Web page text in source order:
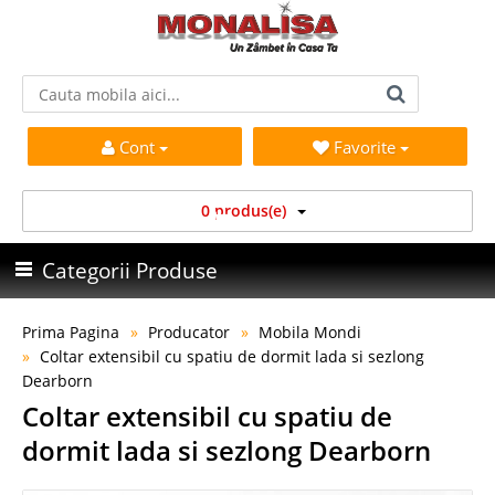
Cont Favorite
0 produs(e)
Categorii Produse
Prima Pagina Producator
Mobila Mondi
Coltar extensibil cu spatiu de dormit lada si sezlong
Dearborn
Coltar extensibil cu spatiu de
dormit lada si sezlong Dearborn